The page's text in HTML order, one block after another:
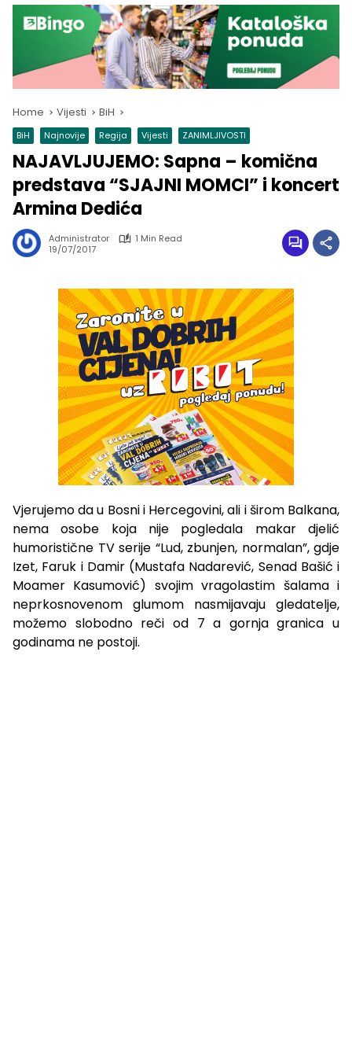
Home Vijesti BiH
BiH Najnovije Regija Vijesti ZANIMLJIVOSTI
NAJAVLJUJEMO: Sapna – komična
predstava “SJAJNI MOMCI” i koncert
Armina Dedića
Administrator
1 Min Read
19/07/2017
Vjerujemo da u Bosni i Hercegovini, ali i širom Balkana,
nema osobe koja nije pogledala makar djelić
humoristične TV serije “Lud, zbunjen, normalan”, gdje
Izet, Faruk i Damir (Mustafa Nadarević, Senad Bašić i
Moamer Kasumović) svojim vragolastim šalama i
neprkosnovenom glumom nasmijavaju gledatelje,
možemo slobodno reči od 7 a gornja granica u
godinama ne postoji.